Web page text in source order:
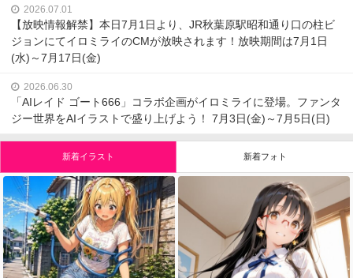
2026.07.01
【放映情報解禁】本日7月1日より、JR秋葉原駅昭和通り口の柱ビ
ジョンにてイロミライのCMが放映されます！放映期間は7月1日
(水)～7月17日(金)
2026.06.30
「AIレイド ゴート666」コラボ企画がイロミライに登場。ファンタ
ジー世界をAIイラストで盛り上げよう！ 7月3日(金)～7月5日(日)
新着イラスト 新着フォト